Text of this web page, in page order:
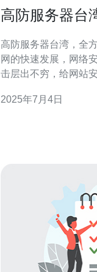
高防服务器台
高防服务器台湾，全方位
网的快速发展，网络
击层出不穷，给网站
服务器以其卓越的性
2025年7月4日